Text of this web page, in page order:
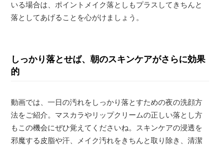
いる場合は、ポイントメイク落としもプラスしてきちんと
落としてあげることを心がけましょう。
しっかり落とせば、朝のスキンケアがさらに効果
的
動画では、一日の汚れをしっかり落とすための夜の洗顔方
法をご紹介。マスカラやリップクリームの正しい落とし方
もこの機会にぜひ覚えてくださいね。スキンケアの浸透を
邪魔する皮脂や汗、メイク汚れをきちんと取り除き、清潔